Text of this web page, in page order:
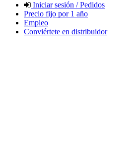
Iniciar sesión / Pedidos
Precio fijo por 1 año
Empleo
Conviértete en distribuidor